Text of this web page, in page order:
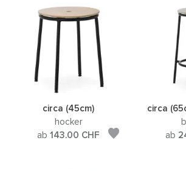
circa (45cm)
hocker
ab 143.00 CHF
circa
ab